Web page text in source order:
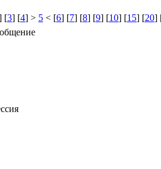
[3] [4] > 5 < [6] [7] [8] [9] [10] [15] [20]